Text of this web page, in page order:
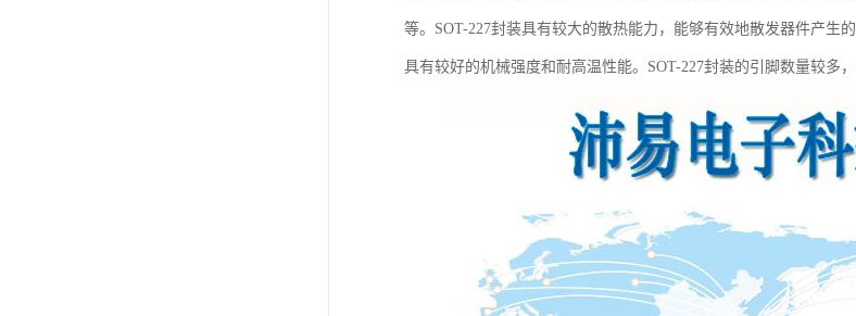
等。SOT-227封装具有较大的散热能力，能够有效地散发器件产生
具有较好的机械强度和耐高温性能。SOT-227封装的引脚数量较多